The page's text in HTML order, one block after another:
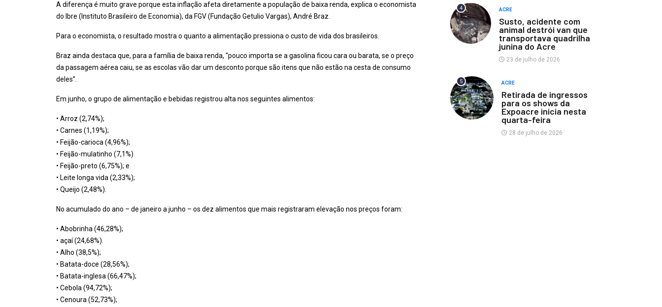
A diferença é muito grave porque esta inflação afeta diretamente a população de baixa renda, explica o economista
do Ibre (Instituto Brasileiro de Economia), da FGV (Fundação Getulio Vargas), André Braz.
Para o economista, o resultado mostra o quanto a alimentação pressiona o custo de vida dos brasileiros.
Braz ainda destaca que, para a família de baixa renda, “pouco importa se a gasolina ficou cara ou barata, se o preço
da passagem aérea caiu, se as escolas vão dar um desconto porque são itens que não estão na cesta de consumo
deles”.
Em junho, o grupo de alimentação e bebidas registrou alta nos seguintes alimentos:
• Arroz (2,74%);
• Carnes (1,19%);
• Feijão-carioca (4,96%);
• Feijão-mulatinho (7,1%)
• Feijão-preto (6,75%); e
• Leite longa vida (2,33%);
• Queijo (2,48%).
No acumulado do ano – de janeiro a junho – os dez alimentos que mais registraram elevação nos preços foram:
• Abobrinha (46,28%);
• açaí (24,68%).
• Alho (38,5%);
• Batata-doce (28,56%);
• Batata-inglesa (66,47%);
• Cebola (94,72%);
• Cenoura (52,73%);
4 ACRE
Susto, acidente com
animal destrói van que
transportava quadrilha
junina do Acre
23 de julho de 2026
5 ACRE
Retirada de ingressos
para os shows da
Expoacre inicia nesta
quarta-feira
28 de julho de 2026